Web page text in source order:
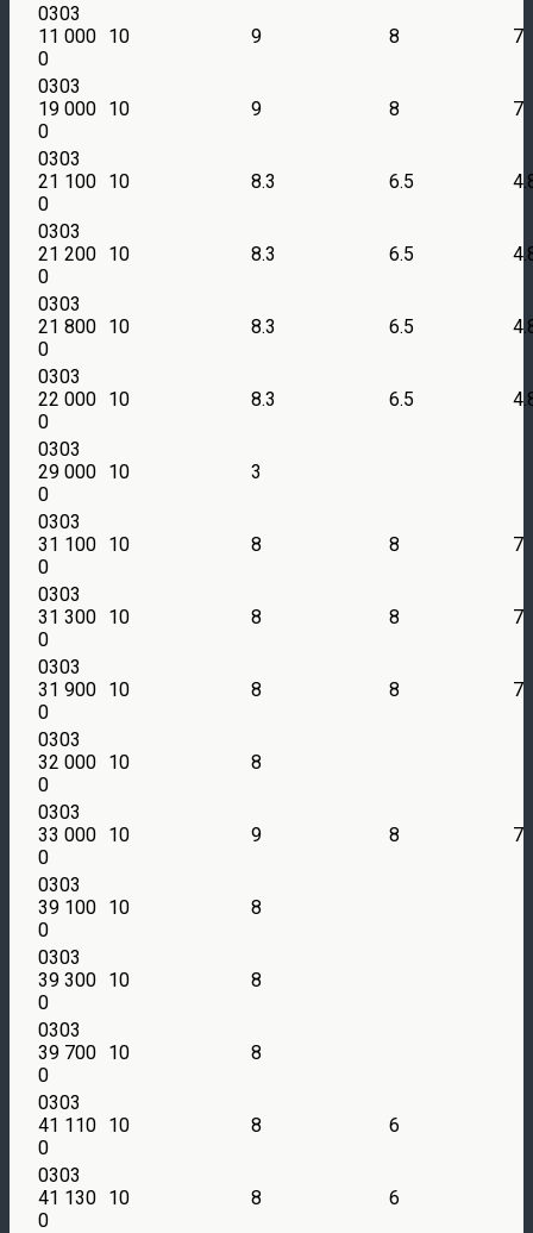
0303
11 000
0
10 9 8 7
0303
19 000
0
10 9 8 7
0303
21 100
0
10 8.3 6.5
0303
21 200
0
10 8.3 6.5
0303
21 800
0
10 8.3 6.5
0303
22 000
0
10 8.3 6.5
0303
29 000
0
10 3
0303
31 100
0
10 8 8 7
0303
31 300
0
10 8 8 7
0303
31 900
0
10 8 8 7
0303
32 000
0
10 8
0303
33 000
0
10 9 8 7
0303
39 100
0
10 8
0303
39 300
0
10 8
0303
39 700
0
10 8
0303
41 110
0
10 8 6
0303
41 130
0
10 8 6